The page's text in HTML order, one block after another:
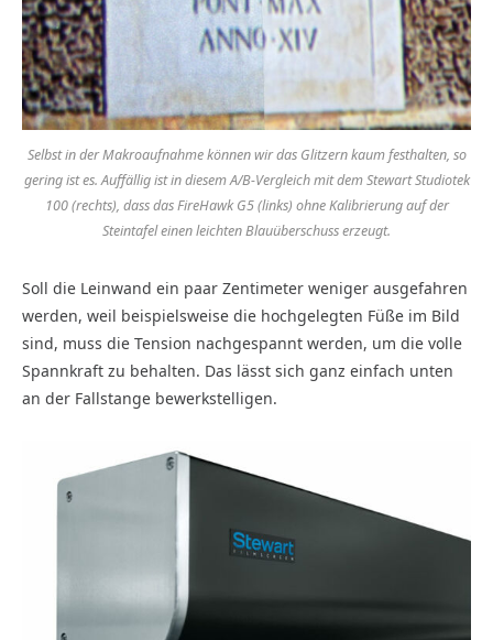
Selbst in der Makroaufnahme können wir das Glitzern kaum festhalten, so
gering ist es. Auffällig ist in diesem A/B-Vergleich mit dem Stewart Studiotek
100 (rechts), dass das FireHawk G5 (links) ohne Kalibrierung auf der
Steintafel einen leichten Blauüberschuss erzeugt.
Soll die Leinwand ein paar Zentimeter weniger ausgefahren
werden, weil beispielsweise die hochgelegten Füße im Bild
sind, muss die Tension nachgespannt werden, um die volle
Spannkraft zu behalten. Das lässt sich ganz einfach unten
an der Fallstange bewerkstelligen.